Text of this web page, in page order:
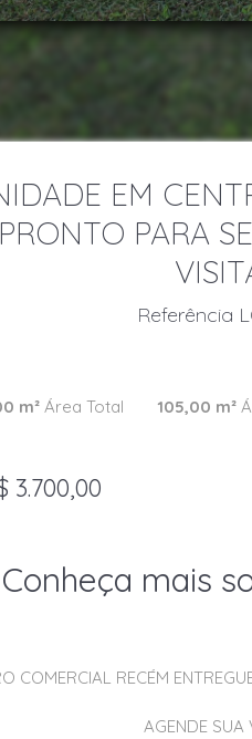
EM
PARA
Referência
m²Área Total 105,00 m²
3.700,00
Conheça mais
COMERCIAL RECÉM
AGENDE SUA